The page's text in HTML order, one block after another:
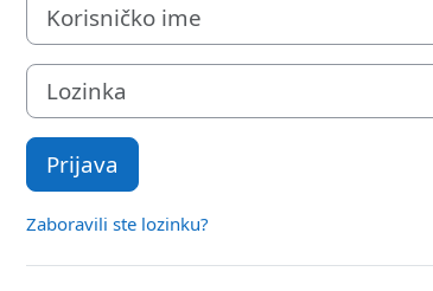
Lozinka
Prijava
Zaboravili ste lozinku?